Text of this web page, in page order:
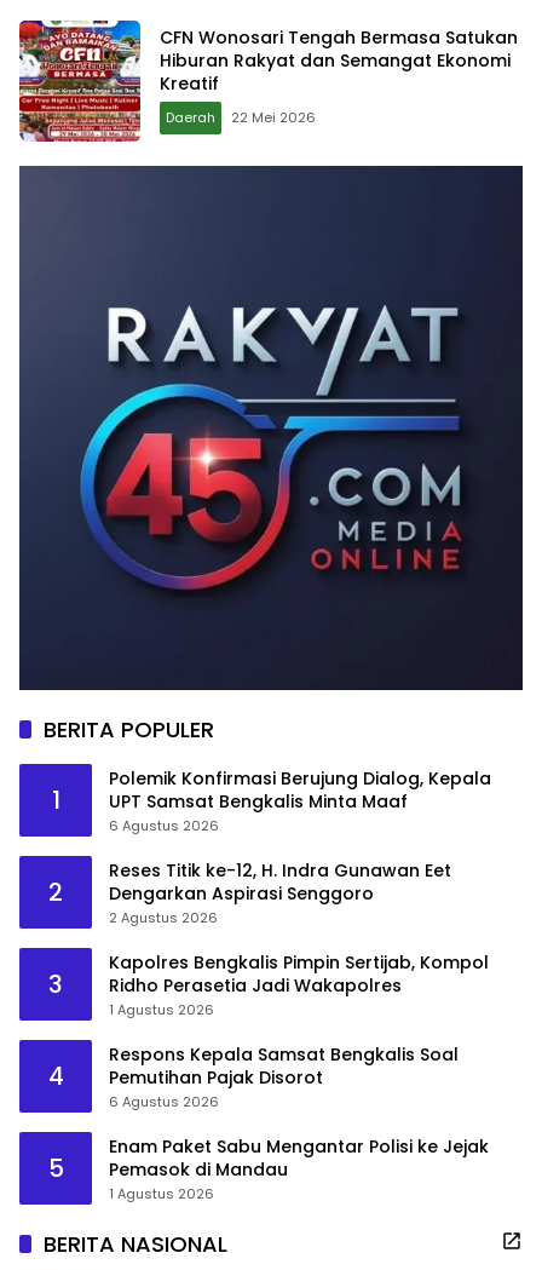
CFN Wonosari Tengah Bermasa Satukan
Hiburan Rakyat dan Semangat Ekonomi
Kreatif
Daerah 22 Mei 2026
BERITA POPULER
1
Polemik Konfirmasi Berujung Dialog, Kepala
UPT Samsat Bengkalis Minta Maaf
6 Agustus 2026
2
Reses Titik ke-12, H. Indra Gunawan Eet
Dengarkan Aspirasi Senggoro
2 Agustus 2026
3
Kapolres Bengkalis Pimpin Sertijab, Kompol
Ridho Perasetia Jadi Wakapolres
1 Agustus 2026
4
Respons Kepala Samsat Bengkalis Soal
Pemutihan Pajak Disorot
6 Agustus 2026
5
Enam Paket Sabu Mengantar Polisi ke Jejak
Pemasok di Mandau
1 Agustus 2026
BERITA NASIONAL